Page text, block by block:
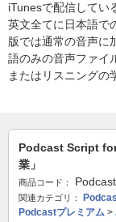
iTunesで配信してい
英文全てに日本語で
版では通常の音声に
語のみの音声ファイ
またはリスニングの
Podcast Script
業」
商品コード：
関連カテゴリ：
Podcastプレミアム >